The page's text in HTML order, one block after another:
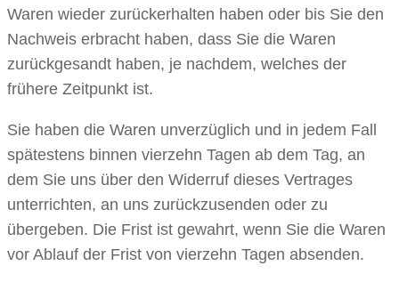
Waren wieder zurückerhalten haben oder bis Sie den
Nachweis erbracht haben, dass Sie die Waren
zurückgesandt haben, je nachdem, welches der
frühere Zeitpunkt ist.
Sie haben die Waren unverzüglich und in jedem Fall
spätestens binnen vierzehn Tagen ab dem Tag, an
dem Sie uns über den Widerruf dieses Vertrages
unterrichten, an uns zurückzusenden oder zu
übergeben. Die Frist ist gewahrt, wenn Sie die Waren
vor Ablauf der Frist von vierzehn Tagen absenden.